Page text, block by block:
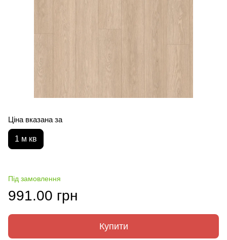
Ціна вказана за
1 м кв
Під замовлення
991.00 грн
Купити